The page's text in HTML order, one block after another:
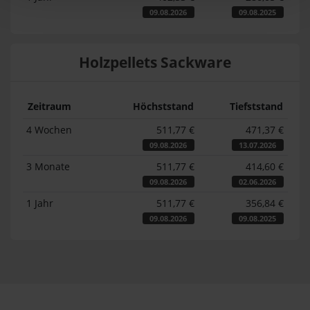
09.08.2026 09.08.2025
Holzpellets Sackware
Zeitraum Höchststand
Tiefststand
4 Wochen
511,77 €
09.08.2026
471,37 €
13.07.2026
3 Monate 511,77 €
09.08.2026
414,60 €
02.06.2026
1 Jahr 511,77 €
09.08.2026
356,84 €
09.08.2025